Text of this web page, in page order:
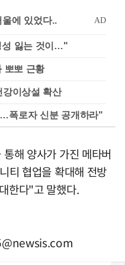
성 잃는 것이…"
뽀뽀 근황
강이상설 확산
폭로자 신분 공개하라"
해 양사가 가진 메타버
티 협업을 확대해 전방
한다"고 말했다.